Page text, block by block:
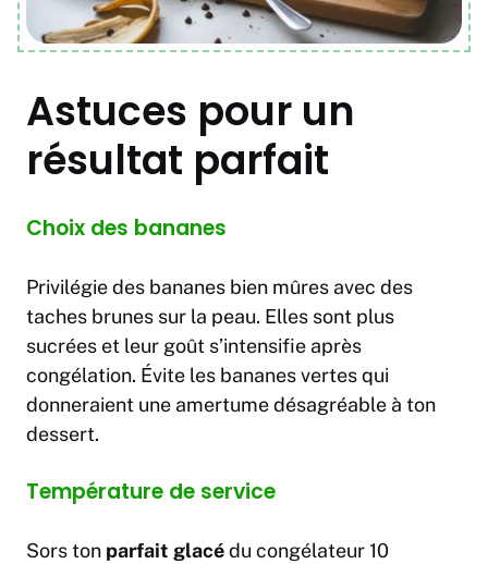
Astuces pour un
résultat parfait
Choix des bananes
Privilégie des bananes bien mûres avec des
taches brunes sur la peau. Elles sont plus
sucrées et leur goût s’intensifie après
congélation. Évite les bananes vertes qui
donneraient une amertume désagréable à ton
dessert.
Température de service
Sors ton parfait glacédu congélateur 10